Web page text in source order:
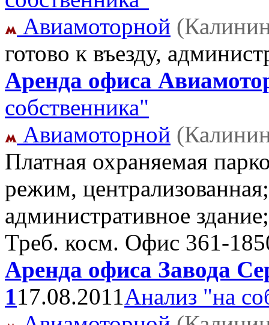
Авиамоторной
готово к въезду,
Аренда офиса
собственника"
Авиамоторной
Платная охраняемая
режим,
административное
Треб. косм. Офис 361-
Аренда офиса Завода
117.08.2011Анализ "на